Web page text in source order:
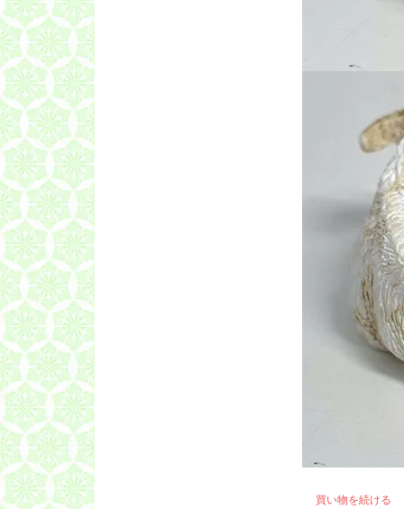
買い物を続ける